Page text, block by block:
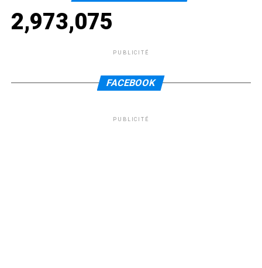
2,973,075
PUBLICITÉ
FACEBOOK
PUBLICITÉ